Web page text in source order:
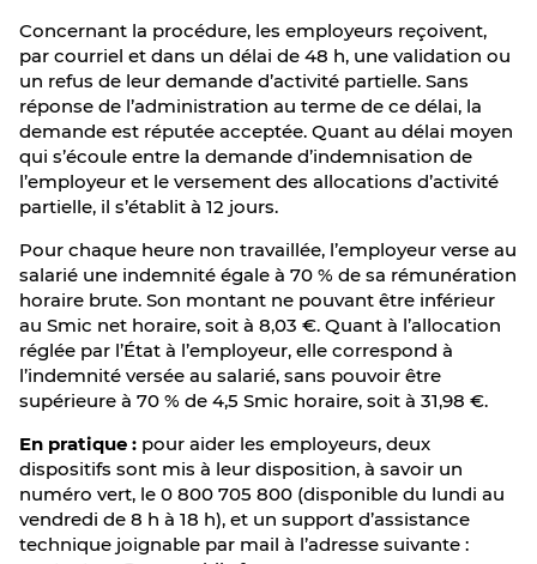
Concernant la procédure, les employeurs reçoivent,
par courriel et dans un délai de 48 h, une validation ou
un refus de leur demande d’activité partielle. Sans
réponse de l’administration au terme de ce délai, la
demande est réputée acceptée. Quant au délai moyen
qui s’écoule entre la demande d’indemnisation de
l’employeur et le versement des allocations d’activité
partielle, il s’établit à 12 jours.
Pour chaque heure non travaillée, l’employeur verse au
salarié une indemnité égale à 70 % de sa rémunération
horaire brute. Son montant ne pouvant être inférieur
au Smic net horaire, soit à 8,03 €. Quant à l’allocation
réglée par l’État à l’employeur, elle correspond à
l’indemnité versée au salarié, sans pouvoir être
supérieure à 70 % de 4,5 Smic horaire, soit à 31,98 €.
En pratique : pour aider les employeurs, deux
dispositifs sont mis à leur disposition, à savoir un
numéro vert, le 0 800 705 800 (disponible du lundi au
vendredi de 8 h à 18 h), et un support d’assistance
technique joignable par mail à l’adresse suivante :